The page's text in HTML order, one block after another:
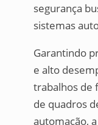
segurança
sistemas
Garantindo
e alto
trabalhos de
de quadros
automação,